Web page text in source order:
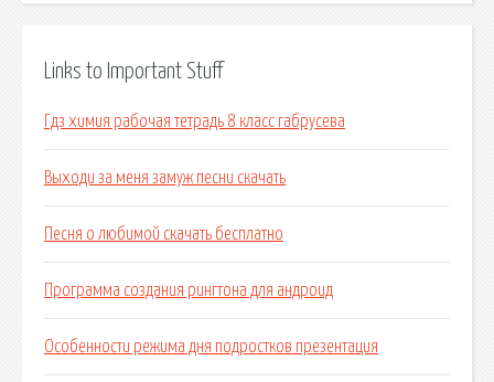
Links to Important Stuff
Гдз химия рабочая тетрадь 8 класс габрусева
Выходи за меня замуж песни скачать
Песня о любимой скачать бесплатно
Программа создания рингтона для андроид
Особенности режима дня подростков презентация